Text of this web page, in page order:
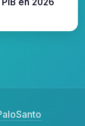
en 2026